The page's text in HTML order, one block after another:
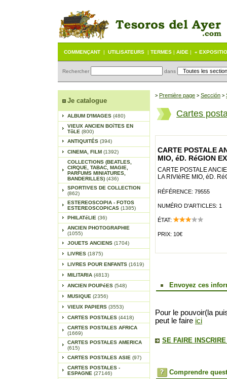
COMMENÇANT | UTILISATEURS | TERMES | AIDE | «
Rechercher dans
Je catalogue
ALBUM D'IMAGES (480)
VIEUX ANCIEN BOîTES EN
TôLE (800)
ANTIQUITÉS (394)
CINEMA, FILM (1392)
COLLECTIONS (BEATLES,
CIRQUE, TABAC, MAGIE,
PARFUMS MINIATURES,
BANDERILLES) (436)
SPORTIVES DE COLLECTION
(862)
ESTEREOSCOPIA - FOTOS
ESTEREOSCOPICAS (1385)
PHILATéLIE (36)
ANCIEN PHOTOGRAPHIE
(1055)
JOUETS ANCIENS (1704)
LIVRES (1875)
LIVRES POUR ENFANTS (1619)
MILITARIA (4813)
ANCIEN POUPéES (548)
MUSIQUE (2356)
VIEUX PAPIERS (3553)
CARTES POSTALES (4418)
CARTES POSTALES AFRICA
(1669)
CARTES POSTALES AMERICA
(615)
CARTES POSTALES ASIE (97)
CARTES POSTALES -
ESPAGNE (27146)
> Première page > Sección >
Cartes
CARTE POSTALE
MIO, éD. RéGION
CARTE POSTALE
LA RIVIèRE MIO, éD.
RÉFÉRENCE: 79555
NUMÉRO D'ARTICLES: 1
ÉTAT:
PRIX: 10€
Envoyez ces
Pour le pouvoir(la
peut le faire ici
SE FAIRE
Comprendre